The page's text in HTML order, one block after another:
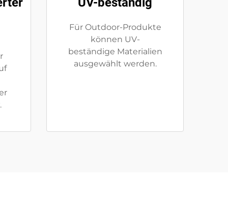
Für Outdoor-Produkte
können UV-
beständige Materialien
ausgewählt werden.